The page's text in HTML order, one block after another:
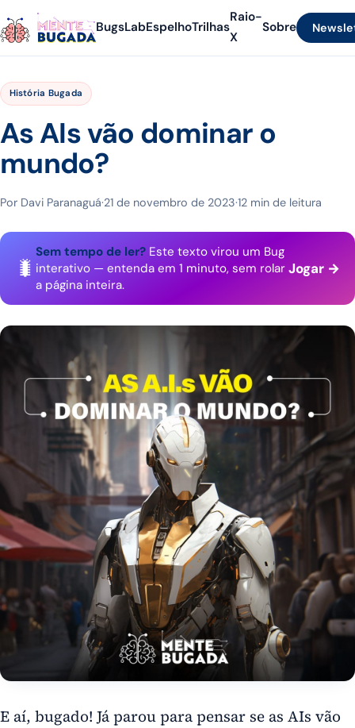
BugsLabEspelhoTrilhas
Raio-
X
Sobre
História Bugada
As AIs vão dominar o
mundo?
Por Davi Paranaguá·21 de novembro de 2023·12 min de leitura
🐛
Sem tempo de ler? Este texto virou um Bug
interativo — entenda em 1 minuto, sem rolar
a página inteira.
Jogar →
E aí, bugado! Já parou para pensar se as AIs vão